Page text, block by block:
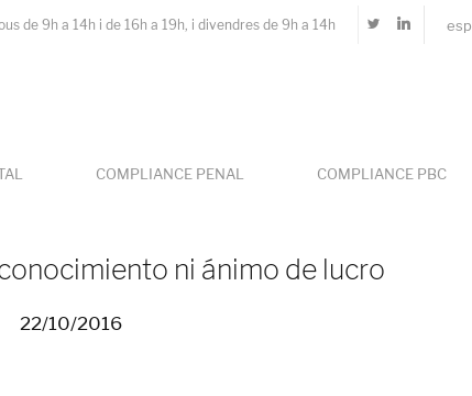
esp
de 9h a 14h i de 16h a 19h, i divendres de 9h a 14h
COMPLIANCE PENAL COMPLIANCE PBC
ni ánimo de lucro
22/10/2016